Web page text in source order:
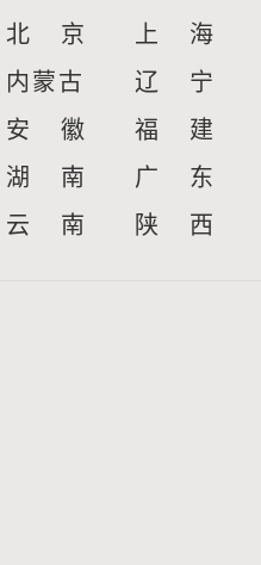
北 京 上 海
内蒙古
辽 宁
安 徽
福 建
湖 南
广 东
云 南
陕 西